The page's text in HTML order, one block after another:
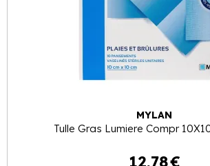
MYLAN
Tulle Gras Lumiere Compr
12,78€